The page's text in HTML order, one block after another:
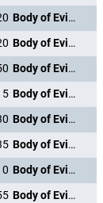
Body of Evidence
Body of Evidence
Body of Evidence
Body of Evidence
Body of Evidence
Body of Evidence
Body of Evidence
Body of Evidence